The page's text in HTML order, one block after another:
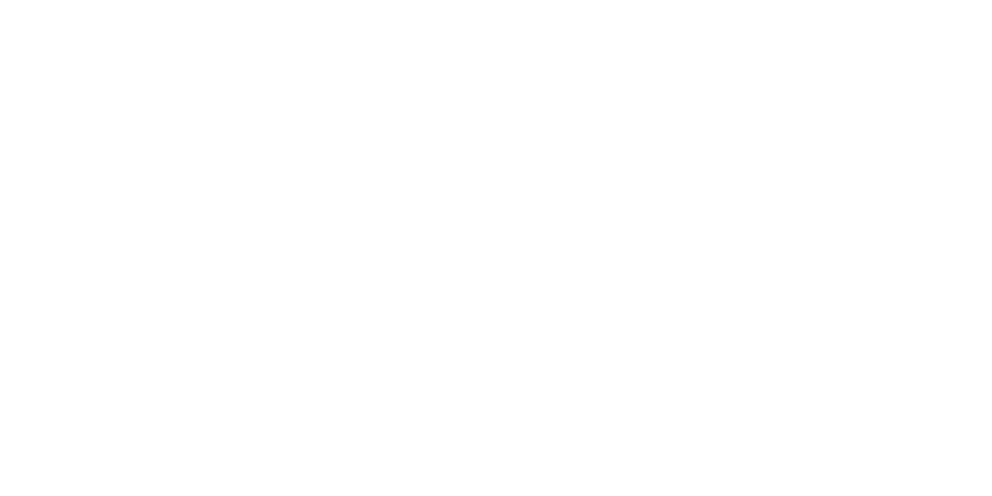
kan finde balancen mellem det praktiske og det grønne.
og eftertragtede omgivelser.